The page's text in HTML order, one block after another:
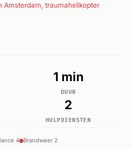
Amsterdam, traumahelikopter
1 min
DUUR
2
HULPDIENSTEN
4 Brandweer 2